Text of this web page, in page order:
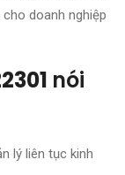
doanh nghiệp
nói
lý liên tục kinh